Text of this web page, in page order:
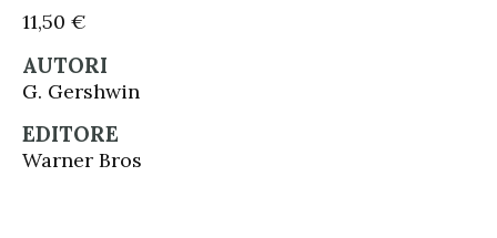
11,50 €
AUTORI
G. Gershwin
EDITORE
Warner Bros